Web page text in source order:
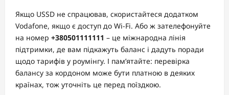
Якщо USSD не спрацював, скористайтеся додатком
Vodafone, якщо є доступ до Wi-Fi. Або ж зателефонуйте
на номер +380501111111 – це міжнародна лінія
підтримки, де вам підкажуть баланс і дадуть поради
щодо тарифів у роумінгу. І пам’ятайте: перевірка
балансу за кордоном може бути платною в деяких
країнах, тож уточніть це перед поїздкою.